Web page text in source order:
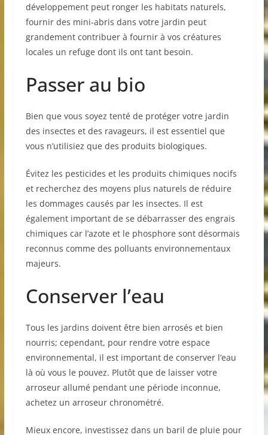
développement peut ronger les habitats naturels,
fournir des mini-abris dans votre jardin peut
grandement contribuer à fournir à vos créatures
locales un refuge dont ils ont tant besoin.
Passer au bio
Bien que vous soyez tenté de protéger votre jardin
des insectes et des ravageurs, il est essentiel que
vous n’utilisiez que des produits biologiques.
Évitez les pesticides et les produits chimiques nocifs
et recherchez des moyens plus naturels de réduire
les dommages causés par les insectes. Il est
également important de se débarrasser des engrais
chimiques car l’azote et le phosphore sont désormais
reconnus comme des polluants environnementaux
majeurs.
Conserver l’eau
Tous les jardins doivent être bien arrosés et bien
nourris; cependant, pour rendre votre espace
environnemental, il est important de conserver l’eau
là où vous le pouvez. Plutôt que de laisser votre
arroseur allumé pendant une période inconnue,
achetez un arroseur chronométré.
Mieux encore, investissez dans un baril de pluie pour